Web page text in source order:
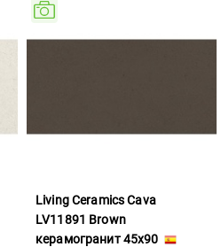
Living Ceramics Cava
LV11891 Brown
керамогранит 45x90